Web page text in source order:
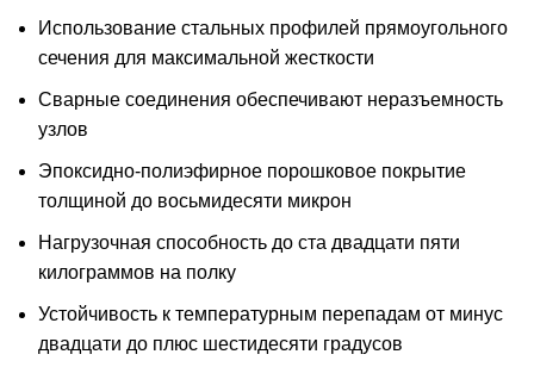
Использование стальных профилей прямоугольного
сечения для максимальной жесткости
Сварные соединения обеспечивают неразъемность
узлов
Эпоксидно-полиэфирное порошковое покрытие
толщиной до восьмидесяти микрон
Нагрузочная способность до ста двадцати пяти
килограммов на полку
Устойчивость к температурным перепадам от минус
двадцати до плюс шестидесяти градусов